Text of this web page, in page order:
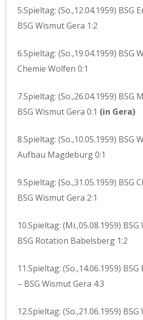
5.Spieltag: (So.,12.04.1959) BSG
BSG Wismut Gera 1:2
6.Spieltag: (So.,19.04.1959) BSG
Chemie Wolfen 0:1
7.Spieltag: (So.,26.04.1959) BSG
BSG Wismut Gera 0:1 (in Gera)
8.Spieltag: (So.,10.05.1959) BSG
Aufbau Magdeburg 0:1
9.Spieltag: (So.,31.05.1959) BSG
BSG Wismut Gera 2:1
10.Spieltag: (Mi.,05.08.1959)
BSG Rotation Babelsberg 1:2
11.Spieltag: (So.,14.06.1959)
– BSG Wismut Gera 4:3
12.Spieltag: (So.,21.06.1959)